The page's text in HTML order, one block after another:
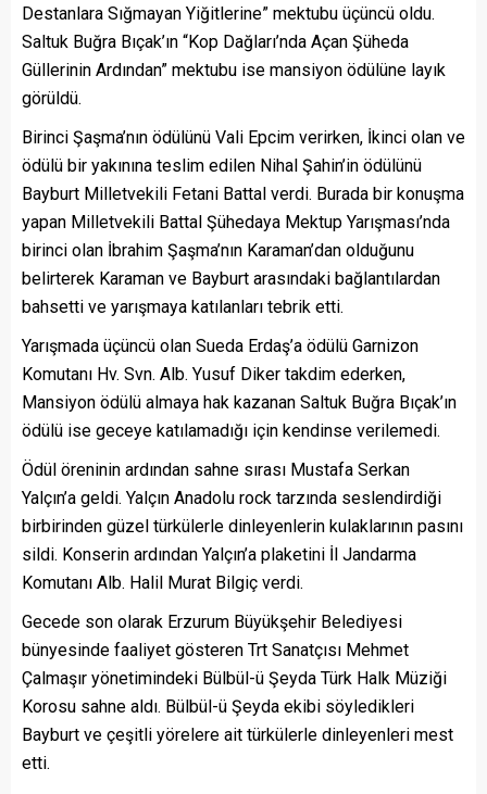
Destanlara Sığmayan Yiğitlerine” mektubu üçüncü oldu.
Saltuk Buğra Bıçak’ın “Kop Dağları’nda Açan Şüheda
Güllerinin Ardından” mektubu ise mansiyon ödülüne layık
görüldü.
Birinci Şaşma’nın ödülünü Vali Epcim verirken, İkinci olan ve
ödülü bir yakınına teslim edilen Nihal Şahin’in ödülünü
Bayburt Milletvekili Fetani Battal verdi. Burada bir konuşma
yapan Milletvekili Battal Şühedaya Mektup Yarışması’nda
birinci olan İbrahim Şaşma’nın Karaman’dan olduğunu
belirterek Karaman ve Bayburt arasındaki bağlantılardan
bahsetti ve yarışmaya katılanları tebrik etti.
Yarışmada üçüncü olan Sueda Erdaş’a ödülü Garnizon
Komutanı Hv. Svn. Alb. Yusuf Diker takdim ederken,
Mansiyon ödülü almaya hak kazanan Saltuk Buğra Bıçak’ın
ödülü ise geceye katılamadığı için kendinse verilemedi.
Ödül öreninin ardından sahne sırası Mustafa Serkan
Yalçın’a geldi. Yalçın Anadolu rock tarzında seslendirdiği
birbirinden güzel türkülerle dinleyenlerin kulaklarının pasını
sildi. Konserin ardından Yalçın’a plaketini İl Jandarma
Komutanı Alb. Halil Murat Bilgiç verdi.
Gecede son olarak Erzurum Büyükşehir Belediyesi
bünyesinde faaliyet gösteren Trt Sanatçısı Mehmet
Çalmaşır yönetimindeki Bülbül-ü Şeyda Türk Halk Müziği
Korosu sahne aldı. Bülbül-ü Şeyda ekibi söyledikleri
Bayburt ve çeşitli yörelere ait türkülerle dinleyenleri mest
etti.